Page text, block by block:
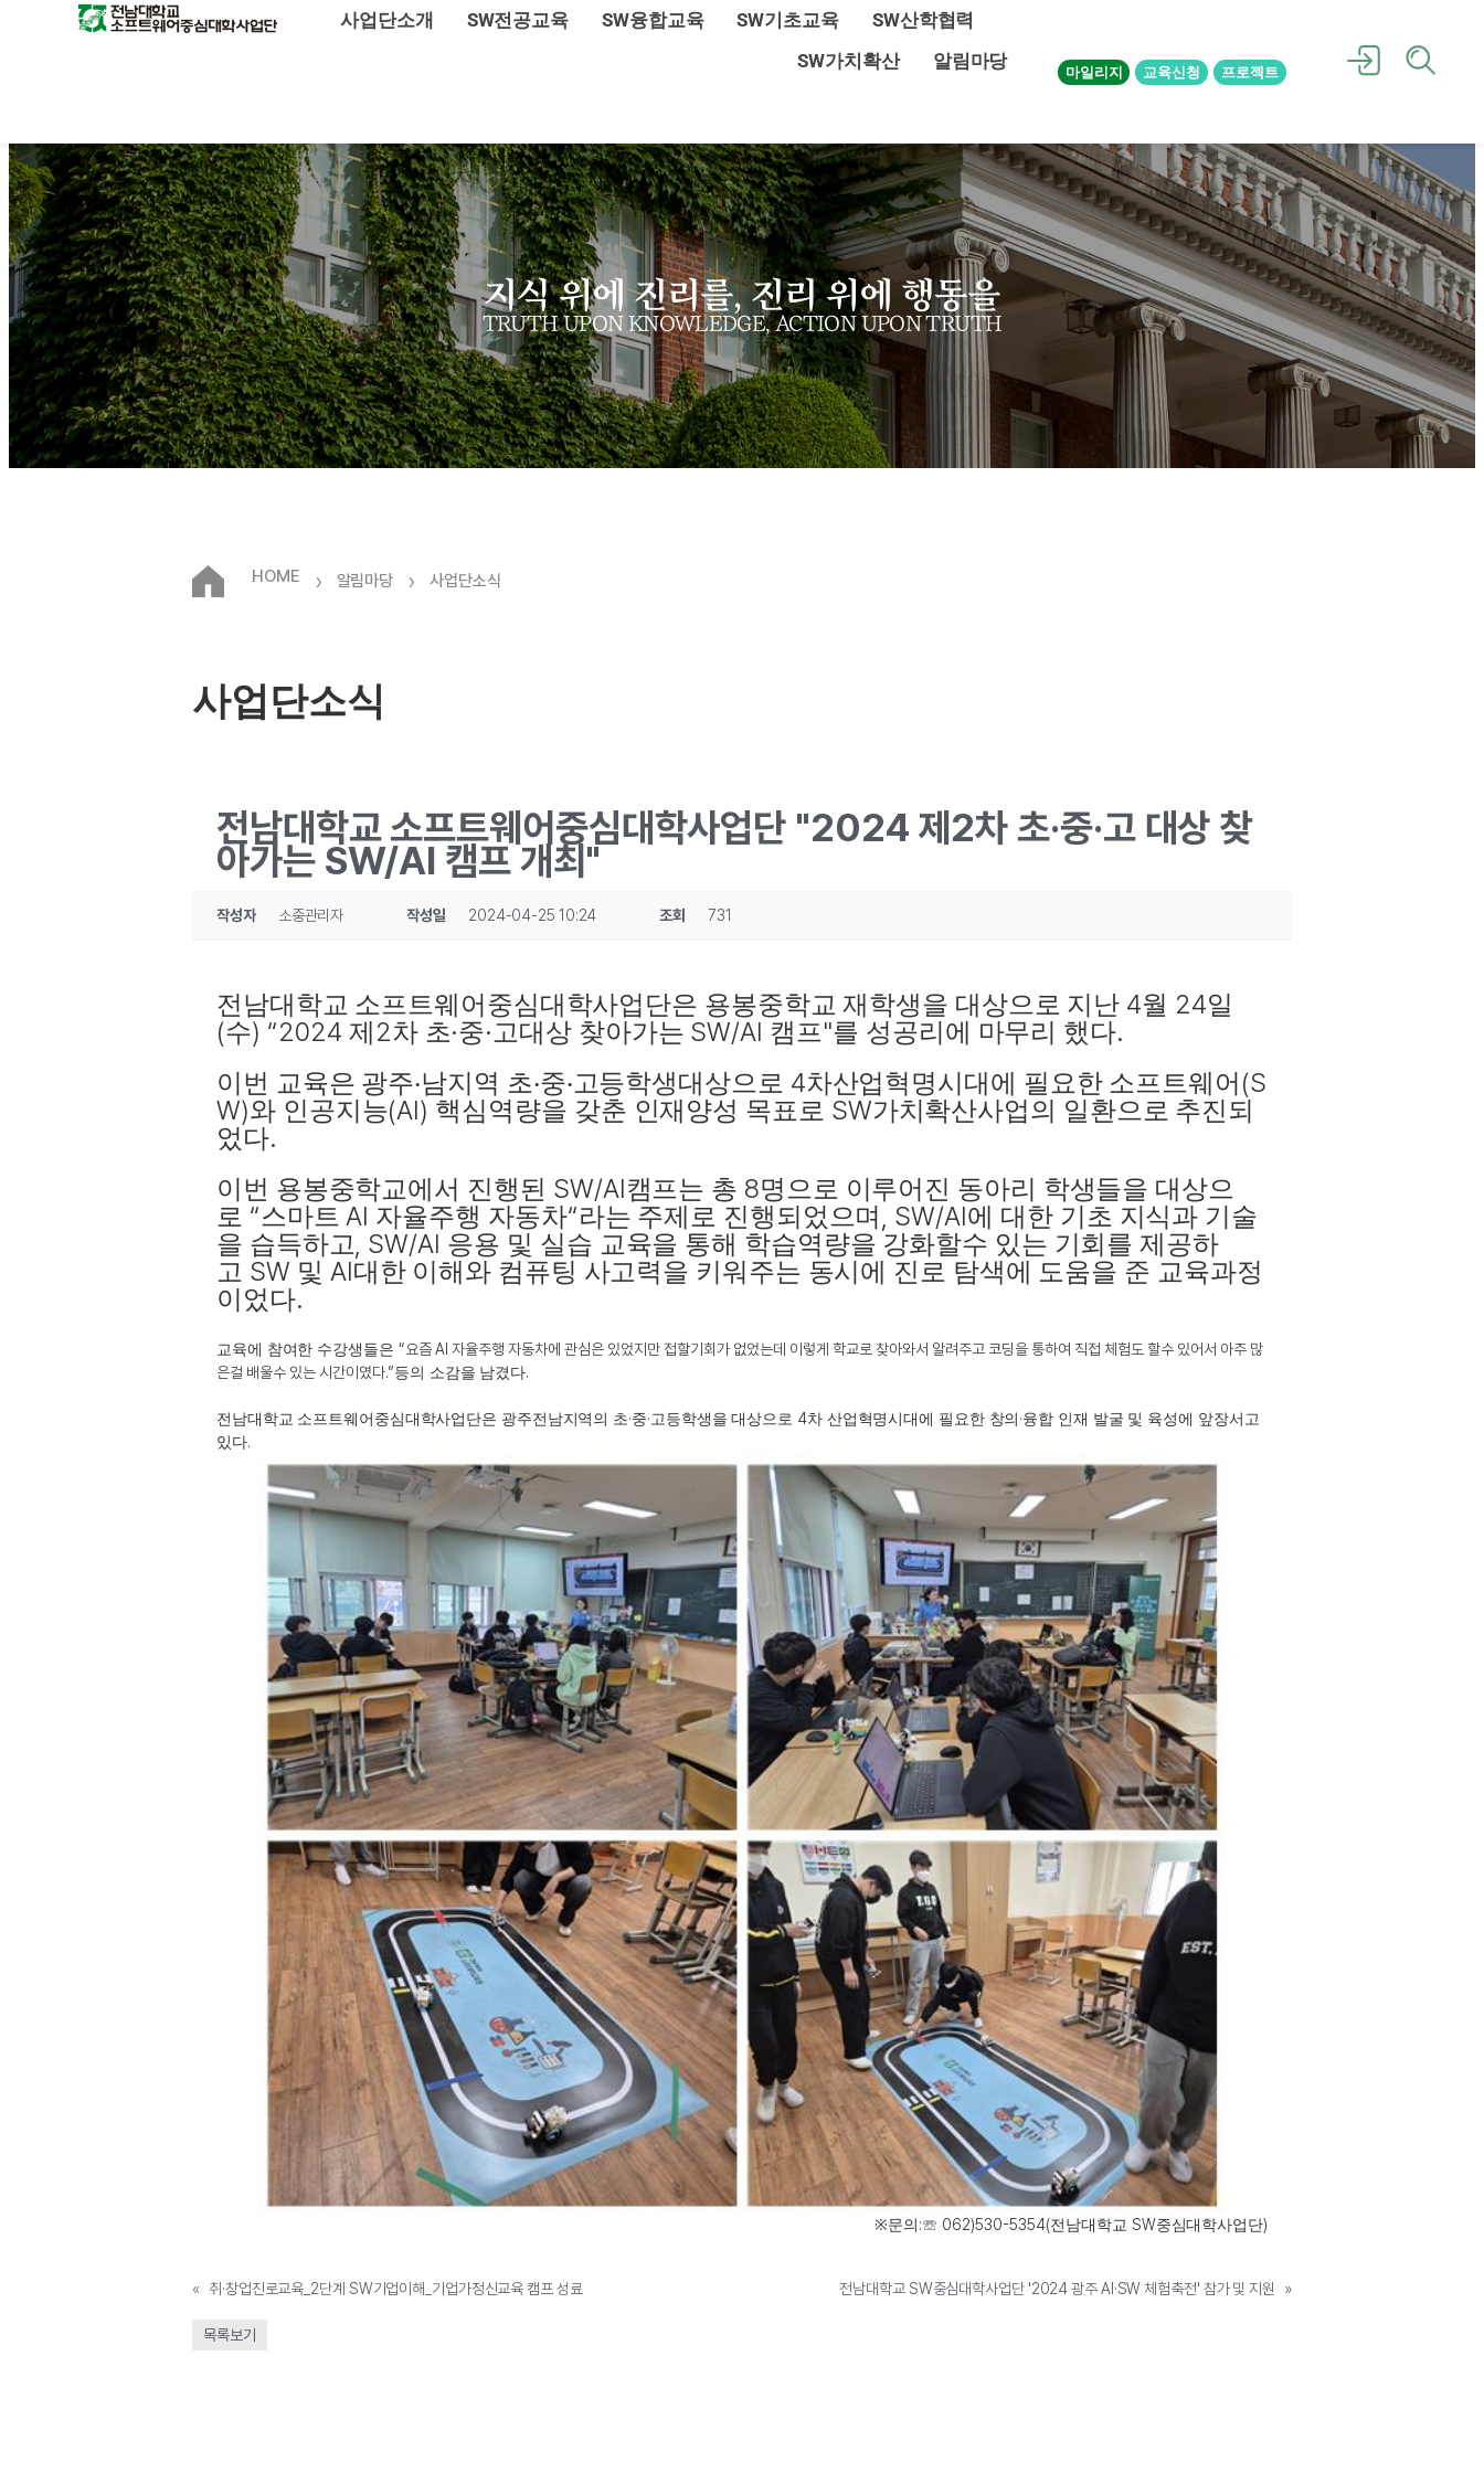
사업단소개 SW전공교육 SW융합교육 SW기초교육
SW산학협력
SW가치확산
알림마당 마일리지 교육신청 프로젝트
지식 위에 진리를, 진리 위에 행동을
TRUTH UPON KNOWLEDGE, ACTION UPON TRUTH
HOME › 알림마당 › 사업단소식
사업단소식
전남대학교 소프트웨어중심대학사업단 "2024 제2차 초·중·고 대상 찾
아가는 SW/AI 캠프 개최"
작성자 소중관리자 작성일 2024-04-25 10:24 조회 731
전남대학교 소프트웨어중심대학사업단은 용봉중학교 재학생을 대상으로 지난 4월 24일
(수) “2024 제 2차 초·중·고대상 찾아가는 SW/AI 캠프"를 성공리에 마무리 했다.
이번 교육은 광주‧남지역 초‧중‧고등학생대상으로 4차산업혁명시대에 필요한 소프트웨어 (S
W)와 인공지능(AI) 핵심역량을 갖춘 인재양성 목표로 SW가치확산사업의 일환으로 추진되
었다.
이번 용봉중학교에서 진행된 SW/AI캠프는 총 8명으로 이루어진 동아리 학생들을 대상으
로 “스마트 AI 자율주행 자동차“라는 주제로 진행되었으며 , SW/AI에 대한 기초 지식과 기술
을 습득하고, SW/AI 응용 및 실습 교육을 통해 학습역량을 강화할수 있는 기회를 제공하
고 SW 및 AI대한 이해와 컴퓨팅 사고력을 키워주는 동시에 진로 탐색에 도움을 준 교육과정
이었다.
교육에 참여한 수강생들은 “요즘 AI 자율주행 자동차에 관심은 있었지만 접할기회가 없었는데 이렇게 학교로 찾아와서 알려주고 코딩을 통하여 직접 체험도 할수 있어서 아주 많
은걸 배울수 있는 시간이였다.”등의 소감을 남겼다.
전남대학교 소프트웨어중심대학사업단은 광주전남지역의 초·중·고등학생을 대상으로 4차 산업혁명시대에 필요한 창의 ·융합 인재 발굴 및 육성에 앞장서고
있다.
※문의 :☏ 062)530-5354(전남대학교 SW중심대학사업단)
« 취·창업진로교육_2단계 SW기업이해_기업가정신교육 캠프 성료 전남대학교 SW중심대학사업단 '2024 광주 AI·SW 체험축전' 참가 및 지원 »
목록보기